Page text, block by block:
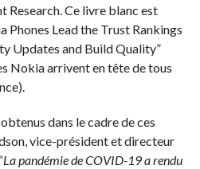
Research. Ce livre blanc est
Phones Lead the Trust Rankings
Updates and Build Quality”
Nokia arrivent en tête de tous
dans le cadre de ces
vice-président et directeur
La pandémie de COVID-19 a rendu